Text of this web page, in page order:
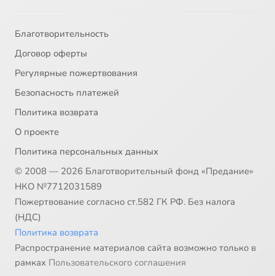
Благотворительность
Договор оферты
Регулярные пожертвования
Безопасность платежей
Политика возврата
О проекте
Политика персональных данных
© 2008 — 2026 Благотворительный фонд «Предание»
НКО №7712031589
Пожертвование согласно ст.582 ГК РФ. Без налога
(НДС)
Политика возврата
Распространение материалов сайта возможно только в
рамках Пользовательского соглашения